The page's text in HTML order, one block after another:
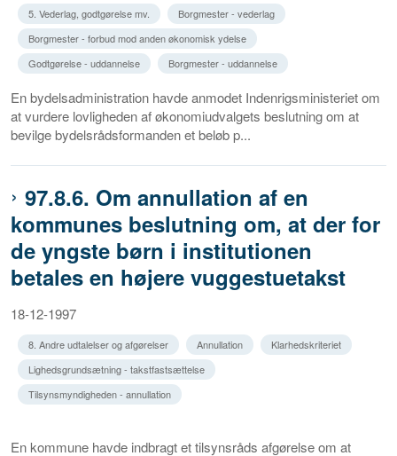
5. Vederlag, godtgørelse mv.
Borgmester - vederlag
Borgmester - forbud mod anden økonomisk ydelse
Godtgørelse - uddannelse
Borgmester - uddannelse
En bydelsadministration havde anmodet Indenrigsministeriet om
at vurdere lovligheden af økonomiudvalgets beslutning om at
bevilge bydelsrådsformanden et beløb p...
97.8.6. Om annullation af en
kommunes beslutning om, at der for
de yngste børn i institutionen
betales en højere vuggestuetakst
18-12-1997
8. Andre udtalelser og afgørelser Annullation
Klarhedskriteriet
Lighedsgrundsætning - takstfastsættelse
Tilsynsmyndigheden - annullation
En kommune havde indbragt et tilsynsråds afgørelse om at